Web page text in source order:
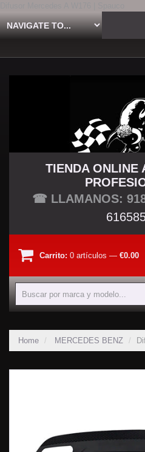
TU
TIENDA ONLINE
☎ LLAMANOS:
Carrito: 0 artículos — €0.00
Home MERCEDES BENZ